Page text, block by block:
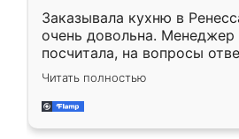
Заказывала кухню в
очень довольна. Менеджер
посчитала, на вопросы
Замерщик приехал в
делу со всей
за день, ребята работали
Читать полностью